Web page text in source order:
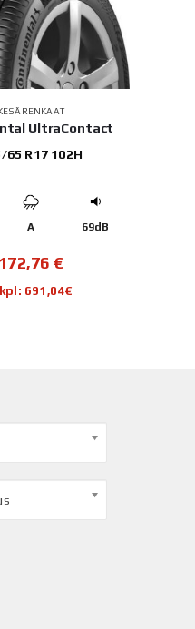
UltraContact
65 R17 102H
A 69dB
172,76 €
691,04€